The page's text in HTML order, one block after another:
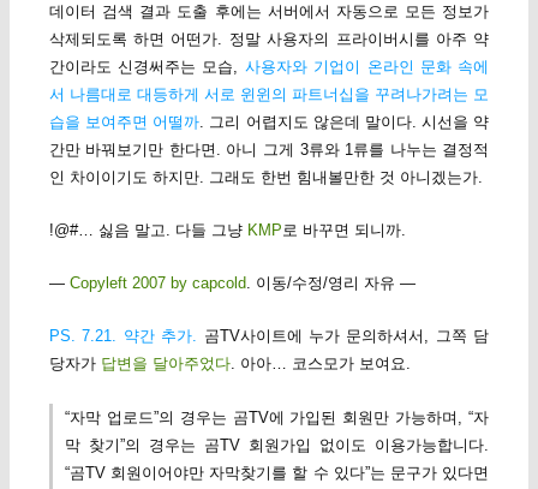
데이터 검색 결과 도출 후에는 서버에서 자동으로 모든 정보가
삭제되도록 하면 어떤가. 정말 사용자의 프라이버시를 아주 약
간이라도 신경써주는 모습, 사용자와 기업이 온라인 문화 속에
서 나름대로 대등하게 서로 윈윈의 파트너십을 꾸려나가려는 모
습을 보여주면 어떨까. 그리 어렵지도 않은데 말이다. 시선을 약
간만 바꿔보기만 한다면. 아니 그게 3류와 1류를 나누는 결정적
인 차이이기도 하지만. 그래도 한번 힘내볼만한 것 아니겠는가.
!@#… 싫음 말고. 다들 그냥 KMP로 바꾸면 되니까.
— Copyleft 2007 by capcold. 이동/수정/영리 자유 —
PS. 7.21. 약간 추가. 곰TV사이트에 누가 문의하셔서, 그쪽 담
당자가 답변을 달아주었다. 아아… 코스모가 보여요.
“자막 업로드”의 경우는 곰TV에 가입된 회원만 가능하며, “자
막 찾기”의 경우는 곰TV 회원가입 없이도 이용가능합니다.
“곰TV 회원이어야만 자막찾기를 할 수 있다”는 문구가 있다면